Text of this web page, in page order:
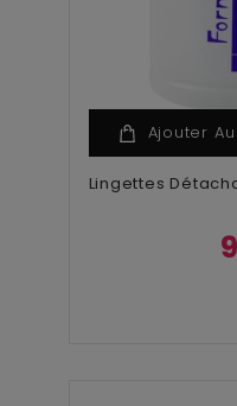
Ajouter
Lingettes